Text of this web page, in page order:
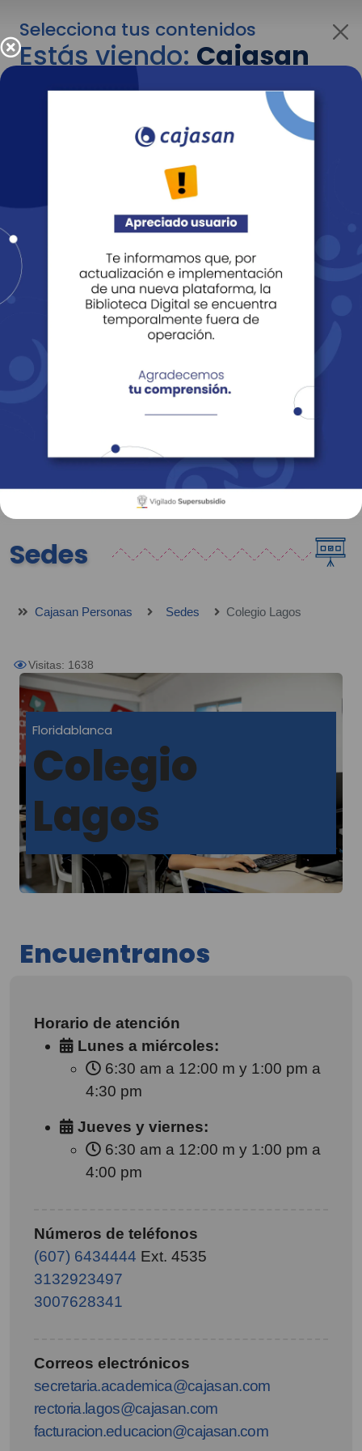
Selecciona tus contenidos
Estás viendo:Cajasan
para personas
Para cambiar al contenido de tu interés más
adelante recuerda utilizar el menú
Entendido
Revista Fácil Vivir
Sedes Directorio Servicios En Línea
Sedes
Cajasan Personas Sedes Colegio Lagos
Visitas: 1638
Floridablanca
Colegio
Lagos
Encuentranos
Horario de atención
Lunes a miércoles:
6:30 am a 12:00 m y 1:00 pm a
4:30 pm
Jueves y viernes:
6:30 am a 12:00 m y 1:00 pm a
4:00 pm
Números de teléfonos
(607) 6434444 Ext. 4535
3132923497
3007628341
Correos electrónicos
secretaria.academica@cajasan.com
rectoria.lagos@cajasan.com
facturacion.educacion@cajasan.com